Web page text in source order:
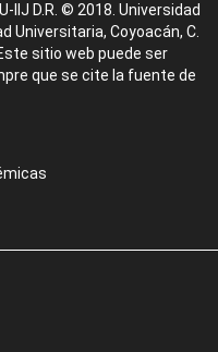
IIJ D.R. © 2018. Universidad
Universitaria, Coyoacán, C.
sitio web puede ser
que se cite la fuente de